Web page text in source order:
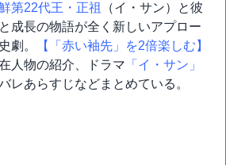
第22代王・正祖
（イ・サン）と彼
成長の物語が全く新しいアプロー
劇。
【「赤い袖先」を2倍楽しむ】
人物の紹介、ドラマ 「イ・サン」
レあらすじなどまとめている。